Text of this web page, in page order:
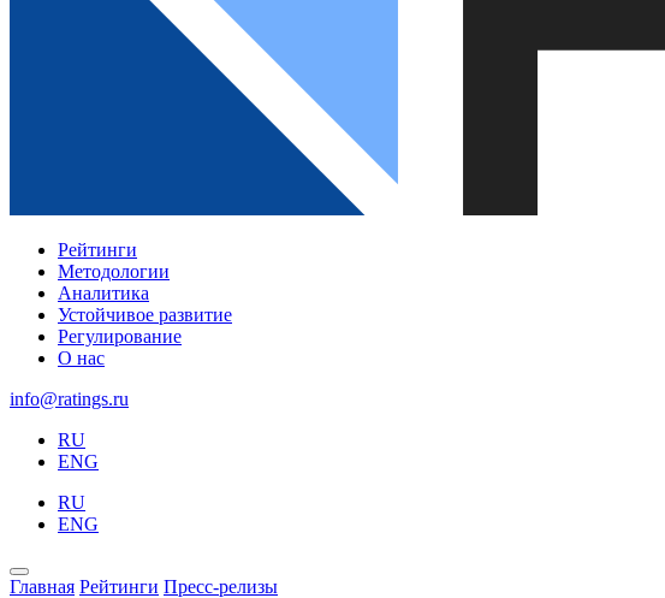
Рейтинги
Методологии
Аналитика
Устойчивое развитие
Регулирование
О нас
info@ratings.ru
RU
ENG
RU
ENG
Главная Рейтинги Пресс-релизы